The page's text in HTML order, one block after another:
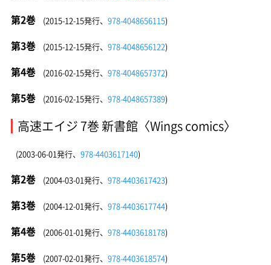
第2巻 (2015-12-15発行、 978-4048656115)
第3巻 (2015-12-15発行、 978-4048656122)
第4巻 (2016-02-15発行、 978-4048657372)
第5巻 (2016-02-15発行、 978-4048657389)
高速エイジ 7巻 新書館〈Wings comics〉
(2003-06-01発行、 978-4403617140)
第2巻 (2004-03-01発行、 978-4403617423)
第3巻 (2004-12-01発行、 978-4403617744)
第4巻 (2006-01-01発行、 978-4403618178)
第5巻 (2007-02-01発行、 978-4403618574)